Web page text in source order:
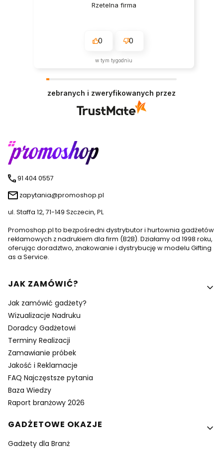
Rzetelna firma
0 0
w tym tygodniu
zebranych i zweryfikowanych przez
91 404 0557
zapytania@promoshop.pl
ul. Staffa 12, 71-149 Szczecin, PL
Promoshop.pl to bezpośredni dystrybutor i hurtownia gadżetów
reklamowych z nadrukiem dla firm (B2B). Działamy od 1998 roku,
oferując doradztwo, znakowanie i dystrybucję w modelu Gifting
as a Service.
Linki w stopce
JAK ZAMÓWIĆ?
Jak zamówić gadżety?
Wizualizacje Nadruku
Doradcy Gadżetowi
Terminy Realizacji
Zamawianie próbek
Jakość i Reklamacje
FAQ Najczęstsze pytania
Baza Wiedzy
Raport branżowy 2026
GADŻETOWE OKAZJE
Gadżety dla Branż